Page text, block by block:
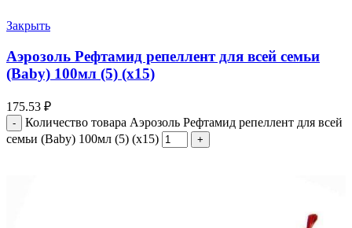
Закрыть
Аэрозоль Рефтамид репеллент для всей семьи
(Baby) 100мл (5) (х15)
175.53 ₽
Количество товара Аэрозоль Рефтамид репеллент для всей
семьи (Baby) 100мл (5) (х15)